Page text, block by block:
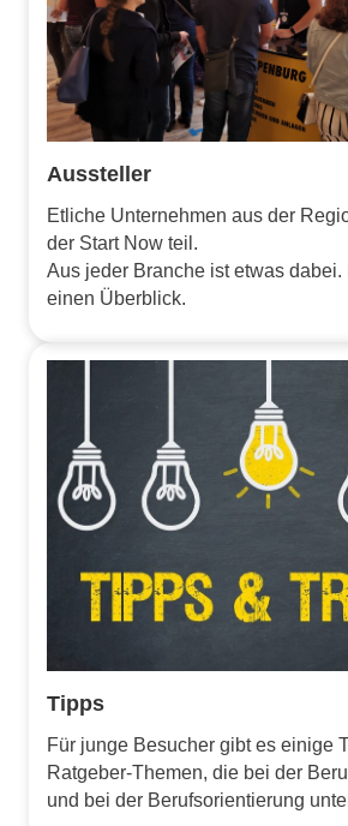
Aussteller
Etliche Unternehmen aus der
der Start Now teil.
Aus jeder Branche ist etwas dabei.
einen Überblick.
Tipps
Für junge Besucher gibt es einige
Ratgeber-Themen, die bei der
und bei der Berufsorientierung